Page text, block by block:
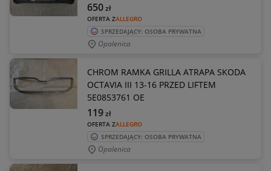
OFERTA ZALLEGRO
650zł
SPRZEDAJĄCY: OSOBA PRYWATNA
Opalenica
CHROM RAMKA GRILLA ATRAPA SKODA
OCTAVIA III 13-16 PRZED LIFTEM
5E0853761 OE
OFERTA ZALLEGRO
119zł
SPRZEDAJĄCY: OSOBA PRYWATNA
Opalenica